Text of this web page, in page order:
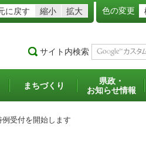
に戻す 縮小 拡大 色の変更
サイト内検索
まちづくり
県政・
お知らせ情報
受付を開始します